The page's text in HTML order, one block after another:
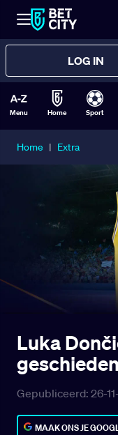
LOG IN
Menu Home Sport
Home | Extra
Luka
Gepubliceerd: 26-
MAAK ONS JE